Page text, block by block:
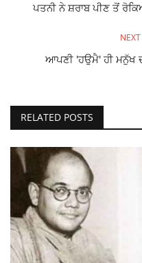
ਪਤਨੀ ਨੇ ਸ਼ਰਾਬ ਪੀਣ ਤੋਂ
ਆਪਣੀ 'ਹਉਮੈ' ਹੀ ਮਨੁੱਖ
RELATED POSTS